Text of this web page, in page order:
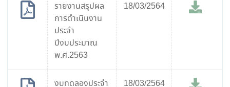
รายงานสรุปผล
การดำเนินงาน
ประจำ
ปีงบประมาณ
พ.ศ.2563
18/03/2564
งบทดลองประจำ
18/03/2564